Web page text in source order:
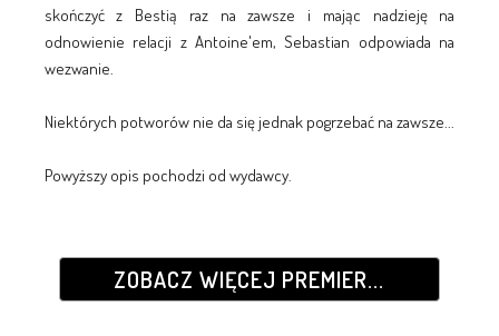
skończyć z Bestią raz na zawsze i mając nadzieję na
odnowienie relacji z Antoine'em, Sebastian odpowiada na
wezwanie.
Niektórych potworów nie da się jednak pogrzebać na zawsze...
Powyższy opis pochodzi od wydawcy.
ZOBACZ WIĘCEJ PREMIER...